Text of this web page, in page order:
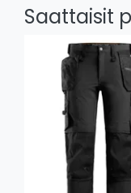
Saattaisit